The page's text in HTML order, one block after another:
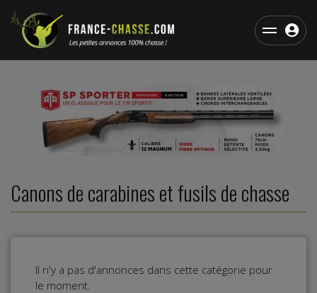
Canons de carabines et fusils de chasse
Il n'y a pas d'annonces dans cette catégorie pour
le moment.